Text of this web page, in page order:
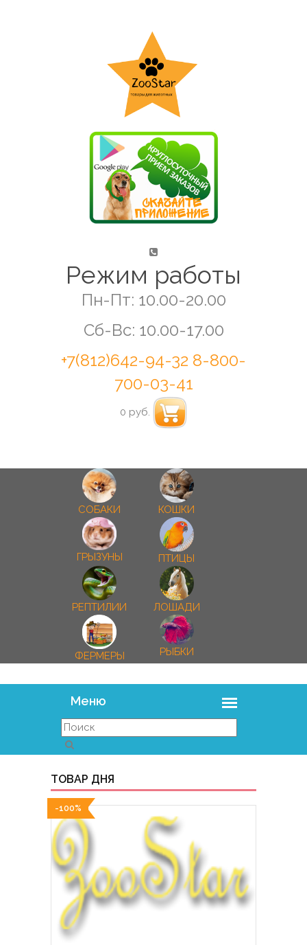
Режим работы
Пн-Пт: 10.00-20.00
Сб-Вс: 10.00-17.00
+7(812)642-94-32 8-800-
700-03-41
0 руб.
СОБАКИ КОШКИ
ГРЫЗУНЫ ПТИЦЫ
РЕПТИЛИИ ЛОШАДИ
ФЕРМЕРЫ РЫБКИ
ТОВАР ДНЯ
-100%